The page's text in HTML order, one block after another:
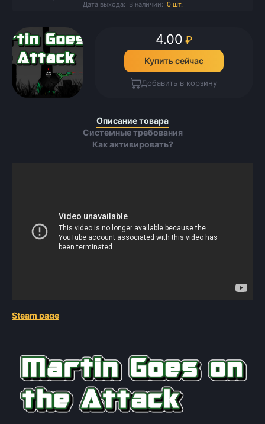
Дата выхода: В наличии: 0 шт.
Описание товара
Системные требования
Как активировать?
Steam page
4.00 ₽
Купить сейчас
Добавить в корзину